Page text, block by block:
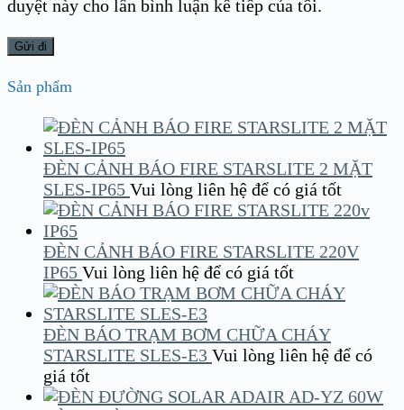
duyệt này cho lần bình luận kế tiếp của tôi.
Sản phẩm
ĐÈN CẢNH BÁO FIRE STARSLITE 2 MẶT
SLES-IP65 Vui lòng liên hệ để có giá tốt
ĐÈN CẢNH BÁO FIRE STARSLITE 220V
IP65 Vui lòng liên hệ để có giá tốt
ĐÈN BÁO TRẠM BƠM CHỮA CHÁY
STARSLITE SLES-E3 Vui lòng liên hệ để có
giá tốt